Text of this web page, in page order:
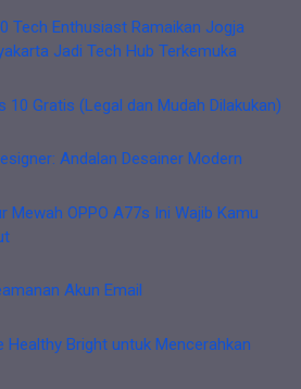
Tech Enthusiast Ramaikan Jogja
Jadi Tech Hub Terkemuka
10 Gratis (Legal dan Mudah Dilakukan)
Andalan Desainer Modern
Mewah OPPO A77s Ini Wajib Kamu
Akun Email
Healthy Bright untuk Mencerahkan